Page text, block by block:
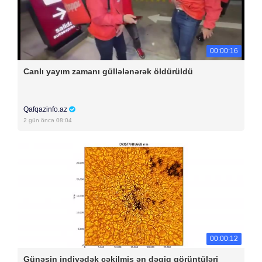
00:00:16
Canlı yayım zamanı güllələnərək öldürüldü
Qafqazinfo.az
2 gün öncə 08:04
00:00:12
Günəşin indiyədək çəkilmiş ən dəqiq görüntüləri